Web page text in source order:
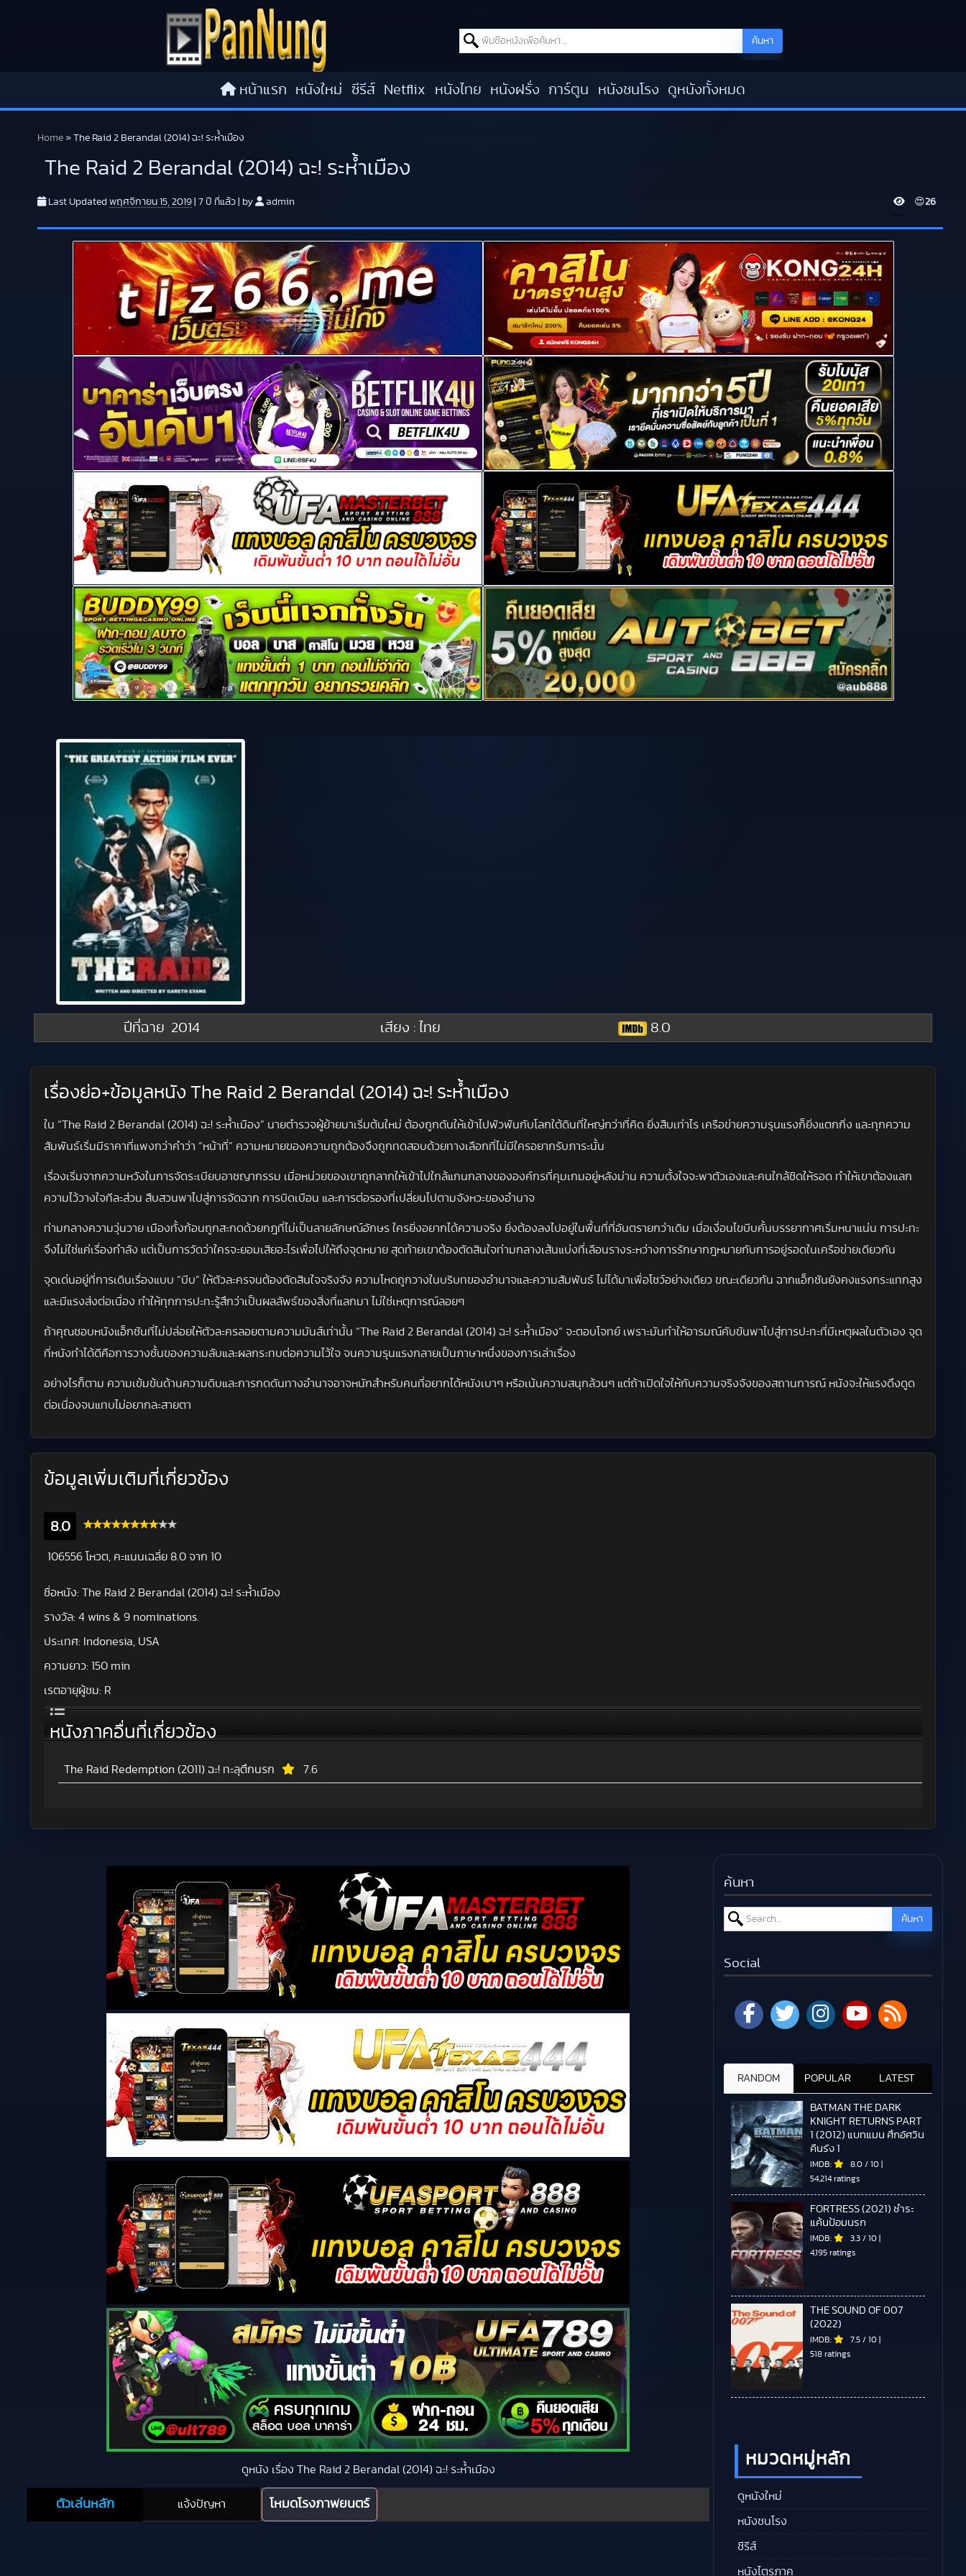
Search for: ค้นหา
หน้าแรก หนังใหม่ ซีรีส์ Netflix หนังไทย หนังฝรั่ง การ์ตูน หนังชนโรง ดูหนังทั้งหมด
Home » The Raid 2 Berandal (2014) ฉะ! ระห้ำเมือง
The Raid 2 Berandal (2014) ฉะ! ระห้ำเมือง
Last Updated พฤศจิกายน 15, 2019 7 ปี ที่แล้ว by admin V
i
😍26
ปีที่ฉาย 2014 เสียง : ไทย 8.0
เรื่องย่อ+ข้อมูลหนัง The Raid 2 Berandal (2014) ฉะ! ระห้ำเมือง
ใน “The Raid 2 Berandal (2014) ฉะ! ระห้ำเมือง” นายตำรวจผู้ย้ายมาเริ่มต้นใหม่ ต้องถูกดันให้เข้าไปพัวพันกับโลกใต้ดินที่ใหญ่กว่าที่คิด ยิ่งสืบเท่าไร เครือข่ายความรุนแรงก็ยิ่งแตกกิ่ง และทุกความ
สัมพันธ์เริ่มมีราคาที่แพงกว่าคำว่า “หน้าที่” ความหมายของความถูกต้องจึงถูกทดสอบด้วยทางเลือกที่ไม่มีใครอยากรับภาระนั้น
เรื่องเริ่มจากความหวังในการจัดระเบียบอาชญากรรม เมื่อหน่วยของเขาถูกลากให้เข้าไปใกล้แกนกลางขององค์กรที่คุมเกมอยู่หลังม่าน ความตั้งใจจะพาตัวเองและคนใกล้ชิดให้รอด ทำให้เขาต้องแลก
ความไว้วางใจทีละส่วน สืบสวนพาไปสู่การจัดฉาก การบิดเบือน และการต่อรองที่เปลี่ยนไปตามจังหวะของอำนาจ
ท่ามกลางความวุ่นวาย เมืองทั้งก้อนถูกสะกดด้วยกฎที่ไม่เป็นลายลักษณ์อักษร ใครยิ่งอยากได้ความจริง ยิ่งต้องลงไปอยู่ในพื้นที่ที่อันตรายกว่าเดิม เมื่อเงื่อนไขบีบคั้นบรรยากาศเริ่มหนาแน่น การปะทะ
จึงไม่ใช่แค่เรื่องกำลัง แต่เป็นการวัดว่าใครจะยอมเสียอะไรเพื่อไปให้ถึงจุดหมาย สุดท้ายเขาต้องตัดสินใจท่ามกลางเส้นแบ่งที่เลือนรางระหว่างการรักษากฎหมายกับการอยู่รอดในเครือข่ายเดียวกัน
จุดเด่นอยู่ที่การเดินเรื่องแบบ “บีบ” ให้ตัวละครจนต้องตัดสินใจจริงจัง ความโหดถูกวางในบริบทของอำนาจและความสัมพันธ์ ไม่ได้มาเพื่อโชว์อย่างเดียว ขณะเดียวกัน ฉากแอ็กชันยังคงแรงกระแทกสูง
และมีแรงส่งต่อเนื่อง ทำให้ทุกการปะทะรู้สึกว่าเป็นผลลัพธ์ของสิ่งที่แลกมา ไม่ใช่เหตุการณ์ลอยๆ
ถ้าคุณชอบหนังแอ็กชันที่ไม่ปล่อยให้ตัวละครลอยตามความมันส์เท่านั้น “The Raid 2 Berandal (2014) ฉะ! ระห้ำเมือง” จะตอบโจทย์ เพราะมันทำให้อารมณ์คับขันพาไปสู่การปะทะที่มีเหตุผลในตัวเอง จุด
ที่หนังทำได้ดีคือการวางชั้นของความลับและผลกระทบต่อความไว้ใจ จนความรุนแรงกลายเป็นภาษาหนึ่งของการเล่าเรื่อง
อย่างไรก็ตาม ความเข้มข้นด้านความดิบและการกดดันทางอำนาจอาจหนักสำหรับคนที่อยากได้หนังเบาๆ หรือเน้นความสนุกล้วนๆ แต่ถ้าเปิดใจให้กับความจริงจังของสถานการณ์ หนังจะให้แรงดึงดูด
ต่อเนื่องจนแทบไม่อยากละสายตา
ข้อมูลเพิ่มเติมที่เกี่ยวข้อง
8.0
106556 โหวต, คะแนนเฉลี่ย 8.0 จาก 10
ชื่อหนัง: The Raid 2 Berandal (2014) ฉะ! ระห้ำเมือง
รางวัล: 4 wins & 9 nominations.
ประเทศ: Indonesia, USA
ความยาว: 150 min
เรตอายุผู้ชม: R
หนังภาคอื่นที่เกี่ยวข้อง
The Raid Redemption (2011) ฉะ! ทะลุตึกนรก 7.6
ดูหนัง เรื่อง The Raid 2 Berandal (2014) ฉะ! ระห้ำเมือง
ตัวเล่นหลัก แจ้งปัญหา โหมดโรงภาพยนตร์
ค้นหา
Search for: ค้นหา
Social
RANDOM POPULAR LATEST
BATMAN THE DARK
KNIGHT RETURNS PART
1 (2012) แบทแมน ศึกอัศวิน
คืนรัง 1
IMDB: 8.0 / 10 |
54,214 ratings
FORTRESS (2021) ชำระ
แค้นป้อมนรก
IMDB: 3.3 / 10 |
4,195 ratings
THE SOUND OF 007
(2022)
IMDB: 7.5 / 10 |
518 ratings
หมวดหมู่หลัก
ดูหนังใหม่
หนังชนโรง
ซีรีส์
หนังไตรภาค